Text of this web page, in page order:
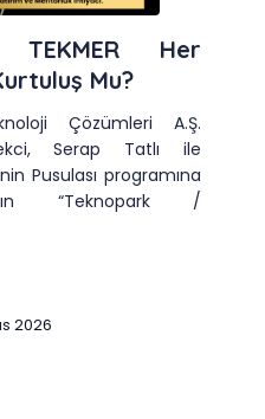
Her
Mu?
Çözümleri A.Ş.
Serap Tatlı ile
Pusulası programına
“Teknopark /
2026